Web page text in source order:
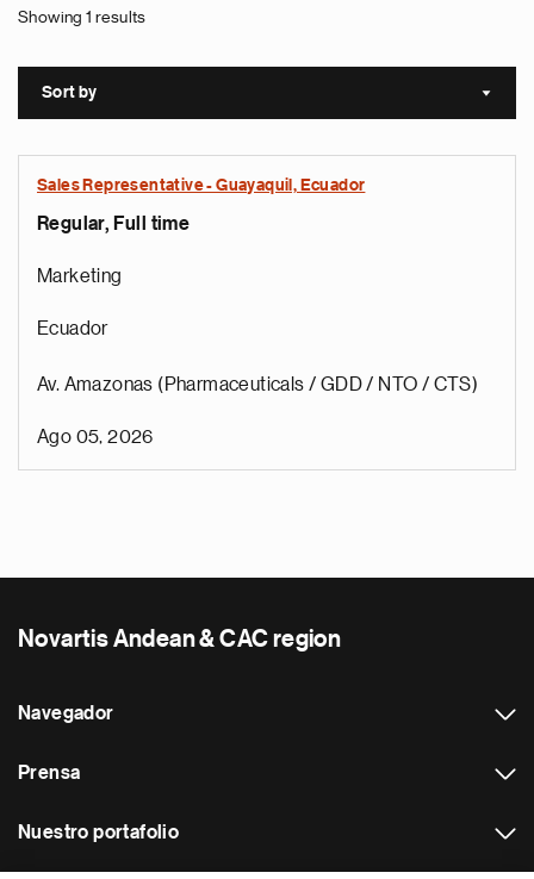
Showing 1 results
Sort by Sort
Sales Representative - Guayaquil, Ecuador
Regular, Full time
Marketing
Ecuador
Av. Amazonas (Pharmaceuticals / GDD / NTO / CTS)
Ago 05, 2026
Novartis Andean & CAC region
Navegador
Prensa
Nuestro portafolio